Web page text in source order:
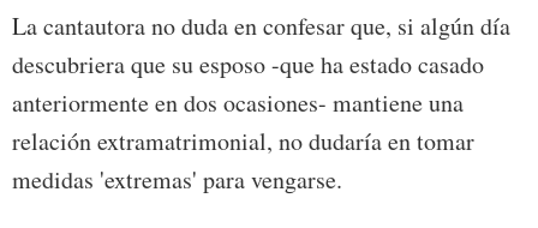
La cantautora no duda en confesar que, si algún día
descubriera que su esposo -que ha estado casado
anteriormente en dos ocasiones- mantiene una
relación extramatrimonial, no dudaría en tomar
medidas 'extremas' para vengarse.